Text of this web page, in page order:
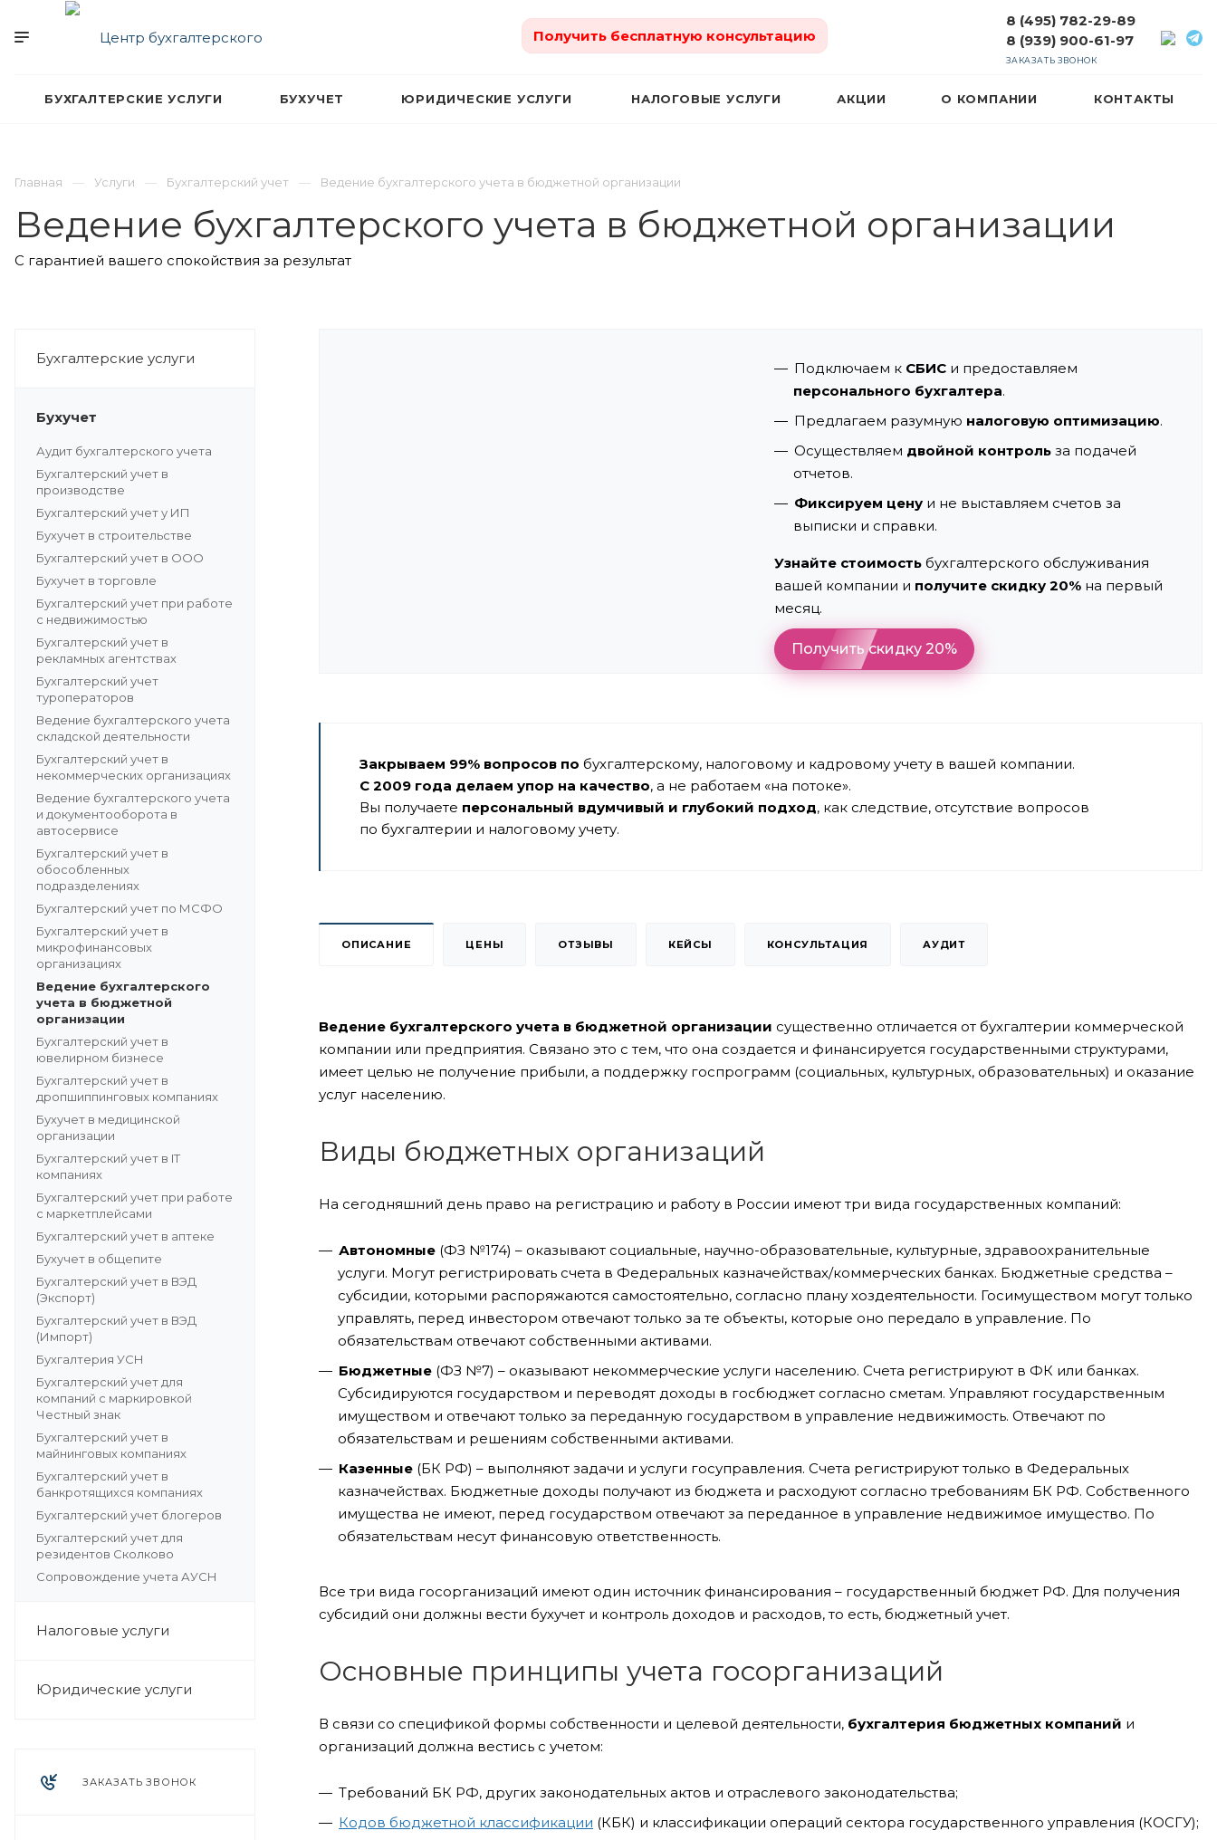
Получить бесплатную консультацию
8 (495) 782-29-89
8 (939) 900-61-97
ЗАКАЗАТЬ ЗВОНОК
БУХГАЛТЕРСКИЕ УСЛУГИ БУХУЧЕТ ЮРИДИЧЕСКИЕ УСЛУГИ НАЛОГОВЫЕ УСЛУГИ АКЦИИ О КОМПАНИИ КОНТАКТЫ
Главная Услуги Бухгалтерский учет Ведение бухгалтерского учета в бюджетной организации
Ведение бухгалтерского учета в бюджетной организации
С гарантией вашего спокойствия за результат
Бухгалтерские услуги
Бухучет
Аудит бухгалтерского учета
Бухгалтерский учет в
производстве
Бухгалтерский учет у ИП
Бухучет в строительстве
Бухгалтерский учет в ООО
Бухучет в торговле
Бухгалтерский учет при работе
с недвижимостью
Бухгалтерский учет в
рекламных агентствах
Бухгалтерский учет
туроператоров
Ведение бухгалтерского учета
складской деятельности
Бухгалтерский учет в
некоммерческих организациях
Ведение бухгалтерского учета
и документооборота в
автосервисе
Бухгалтерский учет в
обособленных
подразделениях
Бухгалтерский учет по МСФО
Бухгалтерский учет в
микрофинансовых
организациях
Ведение бухгалтерского
учета в бюджетной
организации
Бухгалтерский учет в
ювелирном бизнесе
Бухгалтерский учет в
дропшиппинговых компаниях
Бухучет в медицинской
организации
Бухгалтерский учет в IT
компаниях
Бухгалтерский учет при работе
с маркетплейсами
Бухгалтерский учет в аптеке
Бухучет в общепите
Бухгалтерский учет в ВЭД
(Экспорт)
Бухгалтерский учет в ВЭД
(Импорт)
Бухгалтерия УСН
Бухгалтерский учет для
компаний с маркировкой
Честный знак
Бухгалтерский учет в
майнинговых компаниях
Бухгалтерский учет в
банкротящихся компаниях
Бухгалтерский учет блогеров
Бухгалтерский учет для
резидентов Сколково
Сопровождение учета АУСН
Налоговые услуги
Юридические услуги
ЗАКАЗАТЬ ЗВОНОК
Подключаем к СБИС и предоставляем
персонального бухгалтера.
Предлагаем разумную налоговую оптимизацию.
Осуществляем двойной контроль за подачей
отчетов.
Фиксируем цену и не выставляем счетов за
выписки и справки.
Узнайте стоимость бухгалтерского обслуживания
вашей компании и получите скидку 20% на первый
месяц.
Получить скидку 20%
Закрываем 99% вопросов по бухгалтерскому, налоговому и кадровому учету в вашей компании.
С 2009 года делаем упор на качество, а не работаем «на потоке».
Вы получаете персональный вдумчивый и глубокий подход, как следствие, отсутствие вопросов
по бухгалтерии и налоговому учету.
ОПИСАНИЕ ЦЕНЫ ОТЗЫВЫ КЕЙСЫ КОНСУЛЬТАЦИЯ АУДИТ
Ведение бухгалтерского учета в бюджетной организации существенно отличается от бухгалтерии коммерческой
компании или предприятия. Связано это с тем, что она создается и финансируется государственными структурами,
имеет целью не получение прибыли, а поддержку госпрограмм (социальных, культурных, образовательных) и оказание
услуг населению.
Виды бюджетных организаций
На сегодняшний день право на регистрацию и работу в России имеют три вида государственных компаний:
Автономные (ФЗ №174) – оказывают социальные, научно-образовательные, культурные, здравоохранительные
услуги. Могут регистрировать счета в Федеральных казначействах/коммерческих банках. Бюджетные средства –
субсидии, которыми распоряжаются самостоятельно, согласно плану хоздеятельности. Госимуществом могут только
управлять, перед инвестором отвечают только за те объекты, которые оно передало в управление. По
обязательствам отвечают собственными активами.
Бюджетные (ФЗ №7) – оказывают некоммерческие услуги населению. Счета регистрируют в ФК или банках.
Субсидируются государством и переводят доходы в госбюджет согласно сметам. Управляют государственным
имуществом и отвечают только за переданную государством в управление недвижимость. Отвечают по
обязательствам и решениям собственными активами.
Казенные (БК РФ) – выполняют задачи и услуги госуправления. Счета регистрируют только в Федеральных
казначействах. Бюджетные доходы получают из бюджета и расходуют согласно требованиям БК РФ. Собственного
имущества не имеют, перед государством отвечают за переданное в управление недвижимое имущество. По
обязательствам несут финансовую ответственность.
Все три вида госорганизаций имеют один источник финансирования – государственный бюджет РФ. Для получения
субсидий они должны вести бухучет и контроль доходов и расходов, то есть, бюджетный учет.
Основные принципы учета госорганизаций
В связи со спецификой формы собственности и целевой деятельности, бухгалтерия бюджетных компаний и
организаций должна вестись с учетом:
Требований БК РФ, других законодательных актов и отраслевого законодательства;
Кодов бюджетной классификации (КБК) и классификации операций сектора государственного управления (КОСГУ);